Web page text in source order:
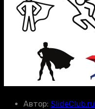
Автор: SlideClub.ru